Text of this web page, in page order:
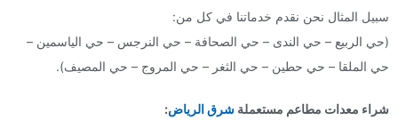
سبيل المثال نحن نقدم خدماتنا في كل من:
(حي الربيع – حي الندى – حي الصحافة – حي النرجس – حي الياسمين –
حي الملقا – حي حطين – حي الثغر – حي المروج – حي المصيف).
شراء معدات مطاعم مستعملة شرق الرياض: